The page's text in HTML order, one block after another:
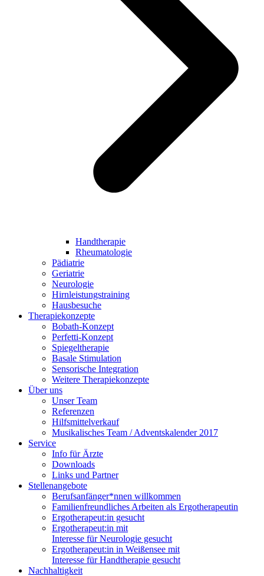
Handtherapie
Rheumatologie
Pädiatrie
Geriatrie
Neurologie
Hirnleistungstraining
Hausbesuche
Therapiekonzepte
Bobath-Konzept
Perfetti-Konzept
Spiegeltherapie
Basale Stimulation
Sensorische Integration
Weitere Therapiekonzepte
Über uns
Unser Team
Referenzen
Hilfsmittelverkauf
Musikalisches Team / Adventskalender 2017
Service
Info für Ärzte
Downloads
Links und Partner
Stellenangebote
Berufsanfänger*nnen willkommen
Familienfreundliches Arbeiten als Ergotherapeutin
Ergotherapeut:in gesucht
Ergotherapeut:in mit
Interesse für Neurologie gesucht
Ergotherapeut:in in Weißensee mit
Interesse für Handtherapie gesucht
Nachhaltigkeit